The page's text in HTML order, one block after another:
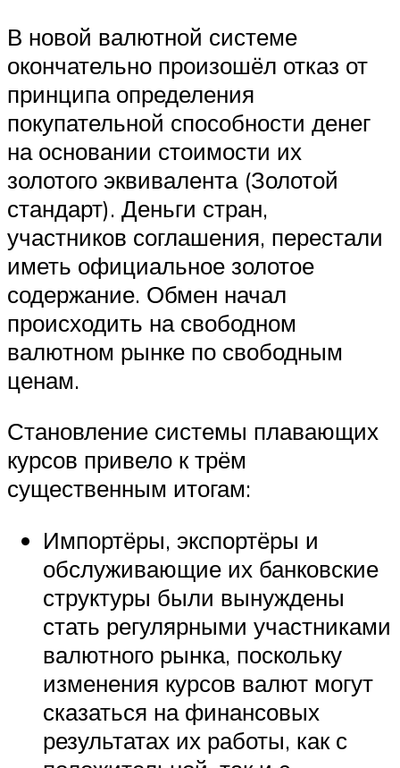
В новой валютной системе
окончательно произошёл отказ от
принципа определения
покупательной способности денег
на основании стоимости их
золотого эквивалента (Золотой
стандарт). Деньги стран,
участников соглашения, перестали
иметь официальное золотое
содержание. Обмен начал
происходить на свободном
валютном рынке по свободным
ценам.
Становление системы плавающих
курсов привело к трём
существенным итогам:
Импортёры, экспортёры и
обслуживающие их банковские
структуры были вынуждены
стать регулярными участниками
валютного рынка, поскольку
изменения курсов валют могут
сказаться на финансовых
результатах их работы, как с